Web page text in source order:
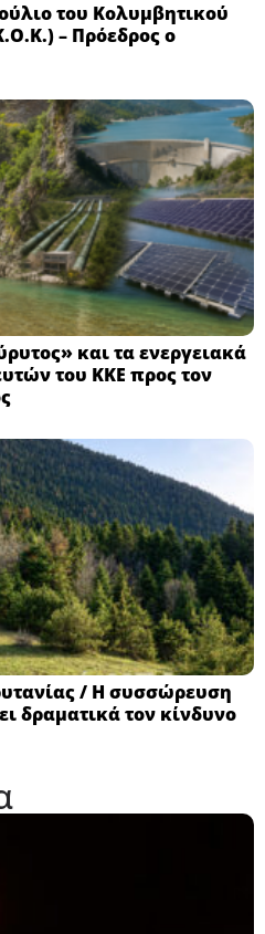
του Κολυμβητικού
– Πρόεδρος ο
και τα ενεργειακά
του ΚΚΕ προς τον
/ Η συσσώρευση
δραματικά τον κίνδυνο